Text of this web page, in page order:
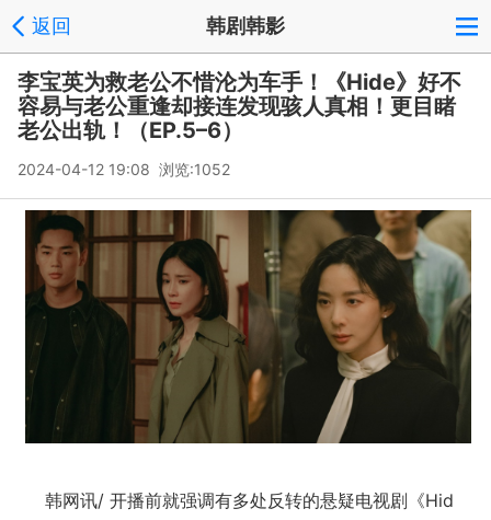
返回 韩剧韩影
李宝英为救老公不惜沦为车手！《Hide》好不
容易与老公重逢却接连发现骇人真相！更目睹
老公出轨！（EP.5–6）
2024-04-12 19:08 浏览:1052
韩网讯/ 开播前就强调有多处反转的悬疑电视剧《Hid